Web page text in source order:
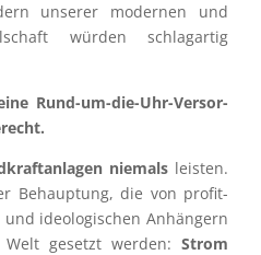
unserer moder­nen und
würden schlag­ar­tig
Rund-um-die-Uhr-Versor­
niemalsleisten.
Behaup­tung, die von profit­
ideolo­gi­schen Anhän­gern
gesetzt werden: Strom